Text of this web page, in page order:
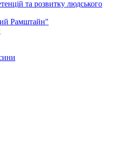
та розвитку людського
Рамштайн"